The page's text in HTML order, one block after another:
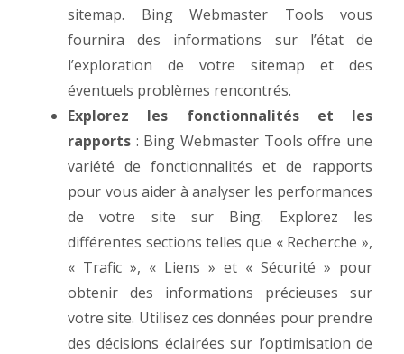
sitemap. Bing Webmaster Tools vous
fournira des informations sur l’état de
l’exploration de votre sitemap et des
éventuels problèmes rencontrés.
Explorez les fonctionnalités et les
rapports : Bing Webmaster Tools offre une
variété de fonctionnalités et de rapports
pour vous aider à analyser les performances
de votre site sur Bing. Explorez les
différentes sections telles que « Recherche »,
« Trafic », « Liens » et « Sécurité » pour
obtenir des informations précieuses sur
votre site. Utilisez ces données pour prendre
des décisions éclairées sur l’optimisation de